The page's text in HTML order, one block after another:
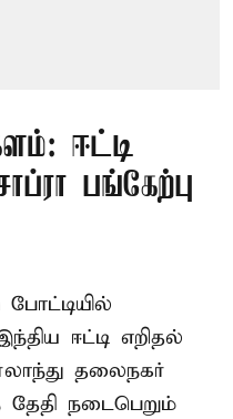
ஈட்டி
பங்கேற்பு
ஈட்டி எறிதல்
தலைநகர்
தேதி நடைபெறும்